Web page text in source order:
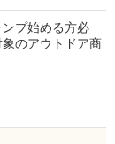
ンプ始める方必
のアウトドア商